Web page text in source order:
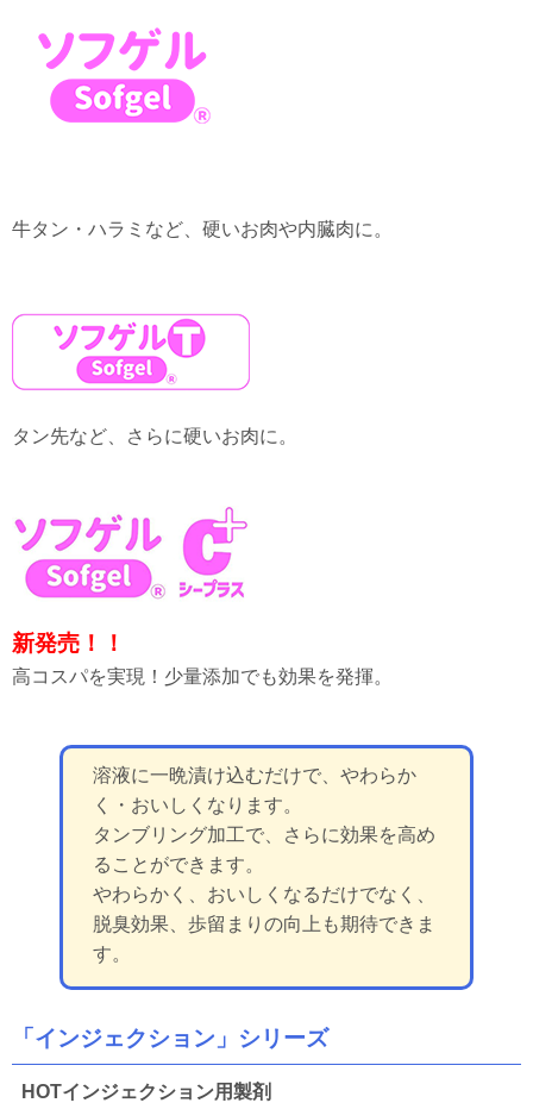
牛タン・ハラミなど、硬いお肉や内臓肉に。
タン先など、さらに硬いお肉に。
新発売！！
高コスパを実現！少量添加でも効果を発揮。
溶液に一晩漬け込むだけで、やわらか
く・おいしくなります。
タンブリング加工で、さらに効果を高め
ることができます。
やわらかく、おいしくなるだけでなく、
脱臭効果、歩留まりの向上も期待できま
す。
「インジェクション」シリーズ
HOTインジェクション用製剤